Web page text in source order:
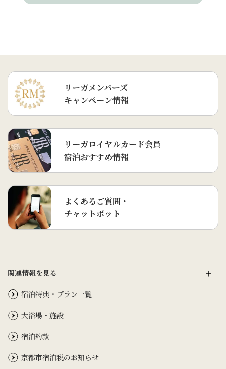
リーガメンバーズ
キャンペーン情報
リーガロイヤルカード会員
宿泊おすすめ情報
よくあるご質問・
チャットボット
関連情報を見る
宿泊特典・プラン一覧
大浴場・施設
宿泊約款
京都市宿泊税のお知らせ